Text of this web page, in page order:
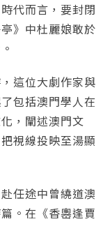
代而言，要封閉
》中杜麗娘敢於
這位大劇作家與
包括澳門學人在
，闡述澳門文
視線投映至湯顯
任途中曾繞道澳
。在《香嶴逢賈